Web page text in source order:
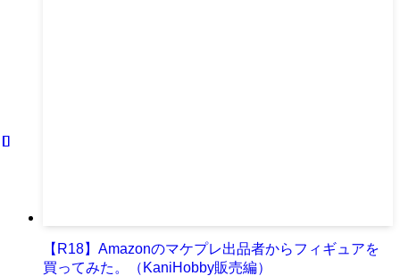
【R18】Amazonのマケプレ出品者からフィギュアを
買ってみた。（KaniHobby販売編）